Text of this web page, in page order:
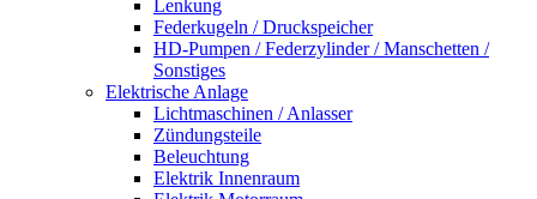
Lenkung
Federkugeln / Druckspeicher
HD-Pumpen / Federzylinder / Manschetten /
Sonstiges
Elektrische Anlage
Lichtmaschinen / Anlasser
Zündungsteile
Beleuchtung
Elektrik Innenraum